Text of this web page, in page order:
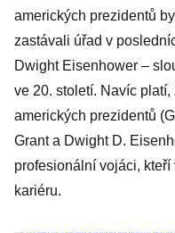
amerických prezidentů
zastávali úřad v
Dwight Eisenhower –
ve 20. století. Navíc
amerických prezidentů
Grant a Dwight D.
profesionální vojáci,
kariéru.